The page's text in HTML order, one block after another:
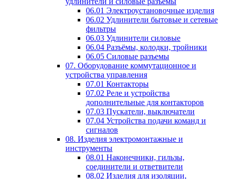
06.01 Электроустановочные изделия
06.02 Удлинители бытовые и сетевые
фильтры
06.03 Удлинители силовые
06.04 Разъёмы, колодки, тройники
06.05 Силовые разъемы
07. Оборудование коммутационное и
устройства управления
07.01 Контакторы
07.02 Реле и устройства
дополнительные для контакторов
07.03 Пускатели, выключатели
07.04 Устройства подачи команд и
сигналов
08. Изделия электромонтажные и
инструменты
08.01 Наконечники, гильзы,
соединители и ответвители
08.02 Изделия для изоляции,